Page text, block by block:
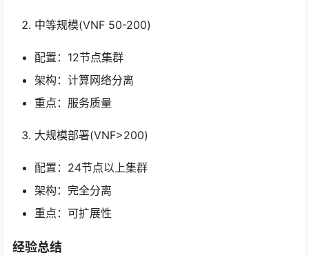
中等规模(VNF 50-200)
配置：12节点集群
架构：计算网络分离
重点：服务质量
大规模部署(VNF>200)
配置：24节点以上集群
架构：完全分离
重点：可扩展性
经验总结